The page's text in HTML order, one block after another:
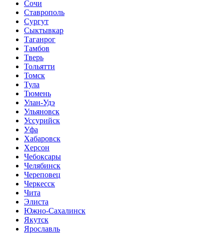
Сочи
Ставрополь
Сургут
Сыктывкар
Таганрог
Тамбов
Тверь
Тольятти
Томск
Тула
Тюмень
Улан-Удэ
Ульяновск
Уссурийск
Уфа
Хабаровск
Херсон
Чебоксары
Челябинск
Череповец
Черкесск
Чита
Элиста
Южно-Сахалинск
Якутск
Ярославль